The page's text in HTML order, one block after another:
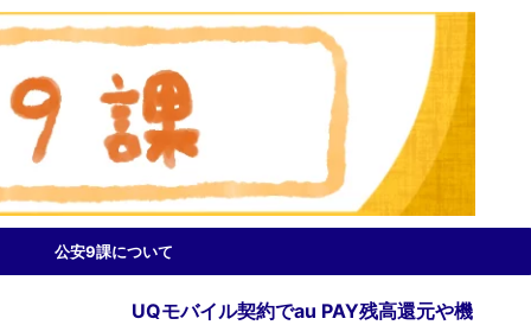
公安9課について
UQモバイル契約でau PAY残高還元や機